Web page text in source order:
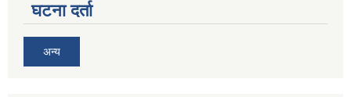
घटना दर्ता
अन्य